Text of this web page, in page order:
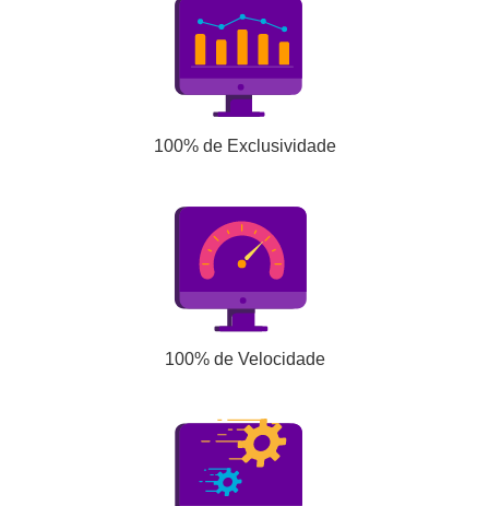
100% de Exclusividade
100% de Velocidade